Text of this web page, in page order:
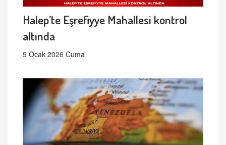
Halep’te Eşrefiyye Mahallesi kontrol
altında
9 Ocak 2026 Cuma